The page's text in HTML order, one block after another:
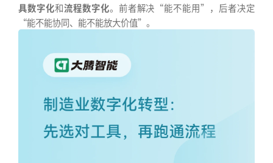
具数字化和流程数字化。前者解决“能不能用”，后者决定
“能不能协同、能不能放大价值”。